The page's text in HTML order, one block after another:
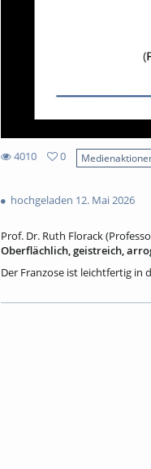
4010
views
0
hochgeladen 12. Mai 2026
Prof. Dr. Ruth Florack
Oberflächlich, geistreich,
Der Franzose ist leichtfertig in
Auch sind sie keine
Franzosen. – Ein Blick in die